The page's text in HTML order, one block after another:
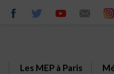
Les MEP à Paris